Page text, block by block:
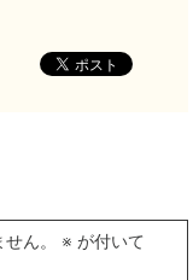
ん。 ※ が付いて